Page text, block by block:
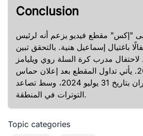
Conclusion
"إكس" مقطع فيديو يزعم أنه لرئيس
باغتيال إسماعيل هنية. بالتحقق تبين
لاحتفال مدرب كرة السلة روي ويليامز
باعتزاله عام 2021. يأتي تداول المقطع بعد إعلان حماس
اغتيال هنية في طهران بتاريخ 31 يوليو 2024، وسط تصاعد
التوترات في المنطقة.
Topic categories